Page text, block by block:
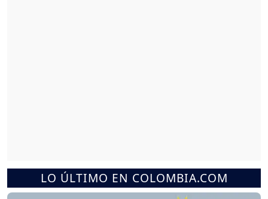
LO ÚLTIMO EN COLOMBIA.COM